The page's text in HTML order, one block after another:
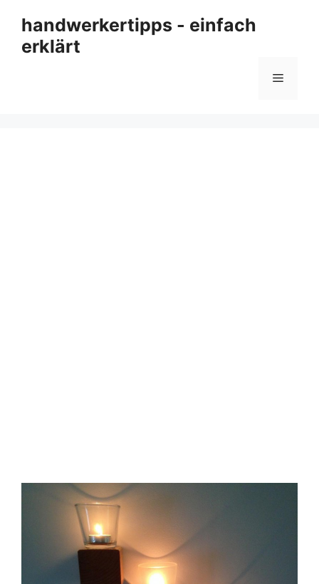
Inhalt
springen
handwerkertipps - einfach
erklärt
Menü